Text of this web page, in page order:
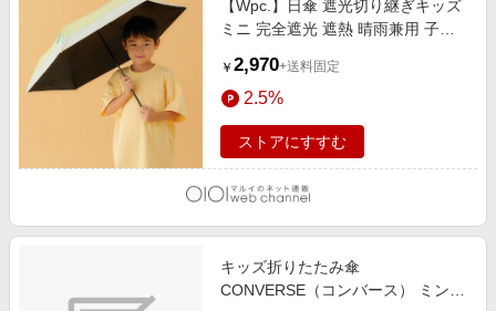
【Wpc.】日傘 遮光切り継ぎキッズ
ミニ 完全遮光 遮熱 晴雨兼用 子供
￥ 2,970+送料固定
2.5%
ストアにすすむ
キッズ折りたたみ傘
CONVERSE（コンバース） ミント